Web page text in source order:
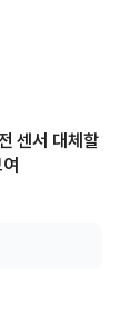
센서 대체할